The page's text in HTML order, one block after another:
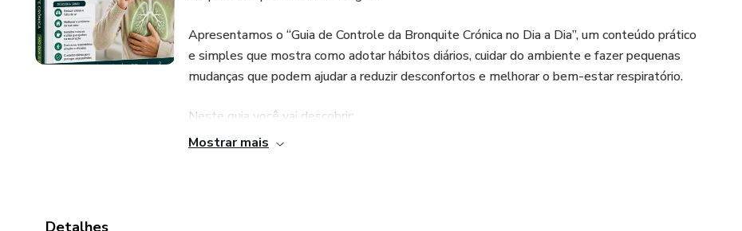
Apresentamos o “Guia de Controle da Bronquite Crónica no Dia a Dia”, um conteúdo prático
e simples que mostra como adotar hábitos diários, cuidar do ambiente e fazer pequenas
mudanças que podem ajudar a reduzir desconfortos e melhorar o bem-estar respiratório.
Neste guia você vai descobrir:
Mostrar mais
Detalhes